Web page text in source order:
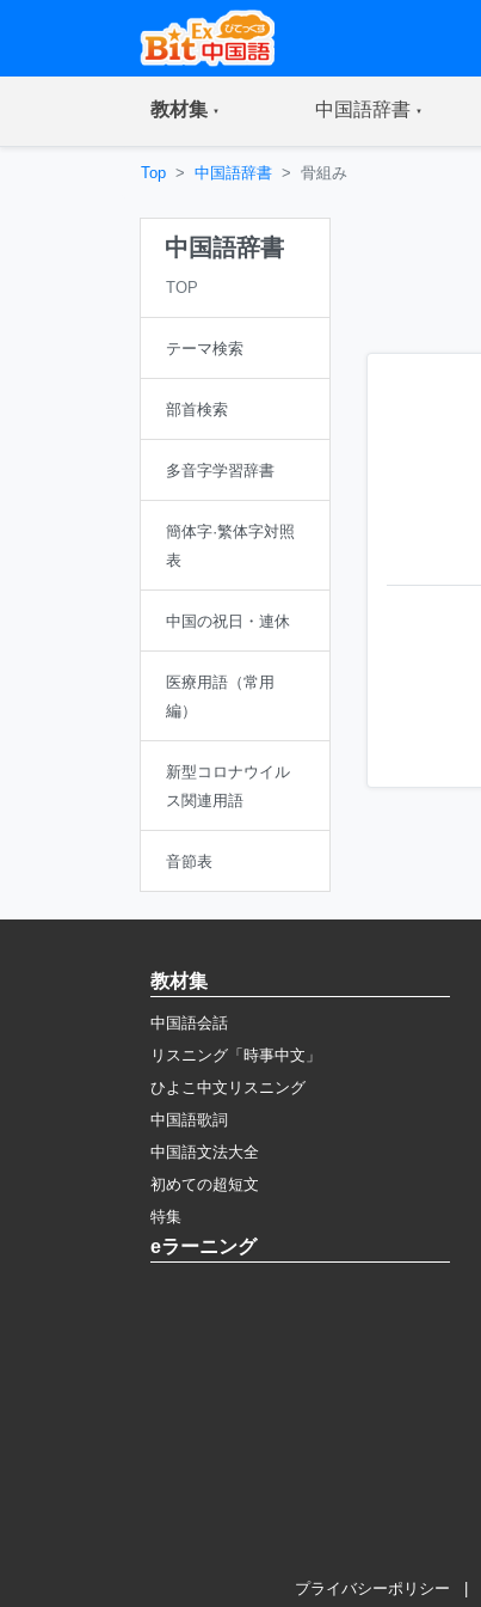
教材集(current) 中国語辞書(current)
Top 中国語辞書 骨組み
中国語辞書
TOP
テーマ検索
部首検索
多音字学習辞書
簡体字·繁体字対照
表
中国の祝日・連休
医療用語（常用
編）
新型コロナウイル
ス関連用語
音節表
教材集
中国語会話
リスニング「時事中文」
ひよこ中文リスニング
中国語歌詞
中国語文法大全
初めての超短文
特集
eラーニング
プライバシーポリシー